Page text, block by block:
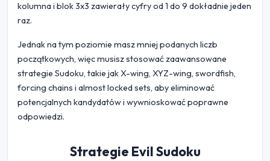
kolumna i blok 3x3 zawierały cyfry od 1 do 9 dokładnie jeden
raz.
Jednak na tym poziomie masz mniej podanych liczb
początkowych, więc musisz stosować zaawansowane
strategie Sudoku, takie jak X-wing, XYZ-wing, swordfish,
forcing chains i almost locked sets, aby eliminować
potencjalnych kandydatów i wywnioskować poprawne
odpowiedzi.
Strategie Evil Sudoku